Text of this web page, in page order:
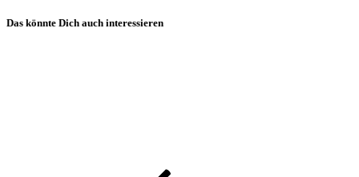
Das könnte Dich auch interessieren